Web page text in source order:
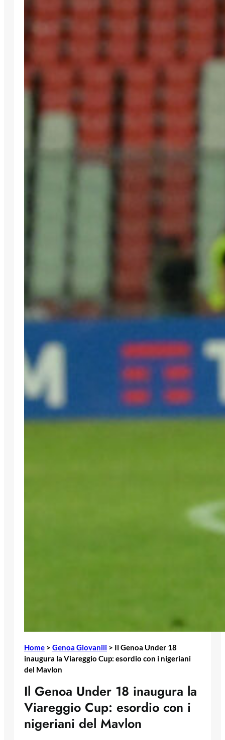
Home > Genoa Giovanili > Il Genoa Under 18
inaugura la Viareggio Cup: esordio con i nigeriani
del Mavlon
Il Genoa Under 18 inaugura la
Viareggio Cup: esordio con i
nigeriani del Mavlon